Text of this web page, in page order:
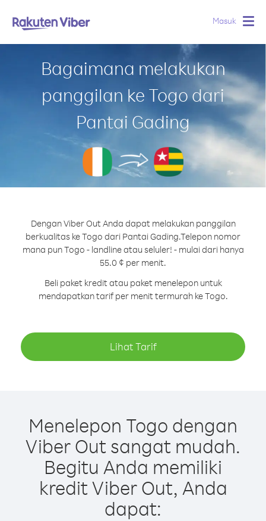
Masuk
Bagaimana melakukan
panggilan ke Togo dari
Pantai Gading
Dengan Viber Out Anda dapat melakukan panggilan
berkualitas ke Togo dari Pantai Gading.Telepon nomor
mana pun Togo - landline atau seluler! - mulai dari hanya
55.0 ¢ per menit.
Beli paket kredit atau paket menelepon untuk
mendapatkan tarif per menit termurah ke Togo.
Lihat Tarif
Menelepon Togo dengan
Viber Out sangat mudah.
Begitu Anda memiliki
kredit Viber Out, Anda
dapat: